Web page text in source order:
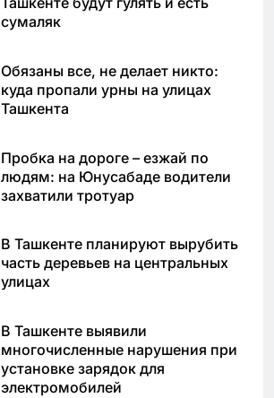
сумаляк
Обязаны все, не делает никто:
куда пропали урны на улицах
Ташкента
Пробка на дороге – езжай по
людям: на Юнусабаде водители
захватили тротуар
В Ташкенте планируют вырубить
часть деревьев на центральных
улицах
В Ташкенте выявили
многочисленные нарушения при
установке зарядок для
электромобилей